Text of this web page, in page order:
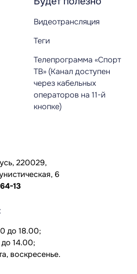
Видеотрансляция
Теги
Телепрограмма «Спорт
ТВ» (Канал доступен
через кабельных
операторов на 11-й
кнопке)
220029,
6
13
до 18.00;
14.00;
воскресенье.